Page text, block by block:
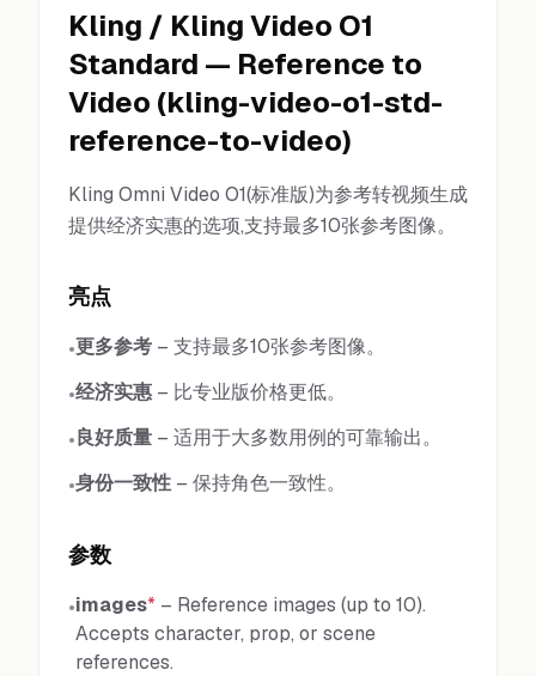
Kling / Kling Video O1
Standard — Reference to
Video (kling-video-o1-std-
reference-to-video)
Kling Omni Video O1(标准版)为参考转视频生成
提供经济实惠的选项,支持最多10张参考图像。
亮点
•更多参考 – 支持最多10张参考图像。
•经济实惠 – 比专业版价格更低。
•良好质量 – 适用于大多数用例的可靠输出。
•身份一致性 – 保持角色一致性。
参数
•images* – Reference images (up to 10).
Accepts character, prop, or scene
references.